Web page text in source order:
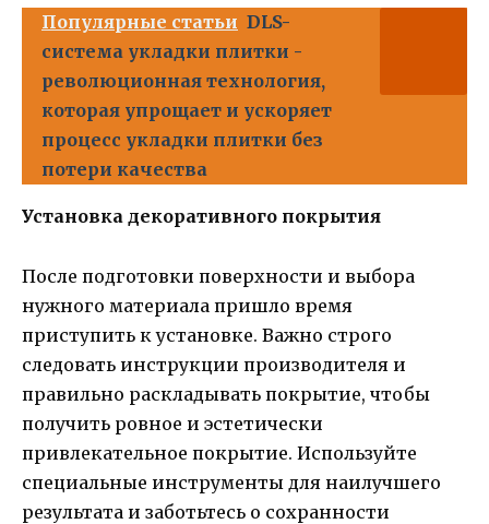
Популярные статьи DLS-
система укладки плитки -
революционная технология,
которая упрощает и ускоряет
процесс укладки плитки без
потери качества
Установка декоративного покрытия
После подготовки поверхности и выбора
нужного материала пришло время
приступить к установке. Важно строго
следовать инструкции производителя и
правильно раскладывать покрытие, чтобы
получить ровное и эстетически
привлекательное покрытие. Используйте
специальные инструменты для наилучшего
результата и заботьтесь о сохранности